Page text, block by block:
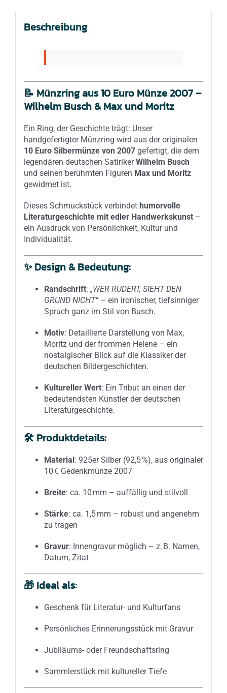
Beschreibung
📝 Münzring aus 10 Euro Münze 2007 –
Wilhelm Busch & Max und Moritz
Ein Ring, der Geschichte trägt: Unser
handgefertigter Münzring wird aus der originalen
10 Euro Silbermünze von 2007gefertigt, die dem
legendären deutschen SatirikerWilhelm Busch
und seinen berühmten Figuren Max und Moritz
gewidmet ist.
Dieses Schmuckstück verbindet humorvolle
Literaturgeschichte mit edler Handwerkskunst–
ein Ausdruck von Persönlichkeit, Kultur und
Individualität.
✨Design & Bedeutung:
Randschrift: „WER RUDERT, SIEHT DEN
GRUND NICHT“– ein ironischer, tiefsinniger
Spruch ganz im Stil von Busch.
Motiv: Detaillierte Darstellung von Max,
Moritz und der frommen Helene – ein
nostalgischer Blick auf die Klassiker der
deutschen Bildergeschichten.
Kultureller Wert: Ein Tribut an einen der
bedeutendsten Künstler der deutschen
Literaturgeschichte.
🛠 Produktdetails:
Material: 925er Silber (92,5 %), aus originaler
10 € Gedenkmünze 2007
Breite: ca. 10 mm – auffällig und stilvoll
Stärke: ca. 1,5 mm – robust und angenehm
zu tragen
Gravur: Innengravur möglich – z. B. Namen,
Datum, Zitat
🎁 Ideal als:
Geschenk für Literatur- und Kulturfans
Persönliches Erinnerungsstück mit Gravur
Jubiläums- oder Freundschaftsring
Sammlerstück mit kultureller Tiefe